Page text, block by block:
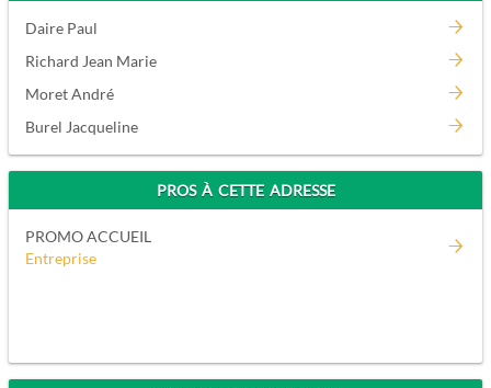
Daire Paul
Richard Jean Marie
Moret André
Burel Jacqueline
PROS À CETTE ADRESSE
PROMO ACCUEIL
Entreprise